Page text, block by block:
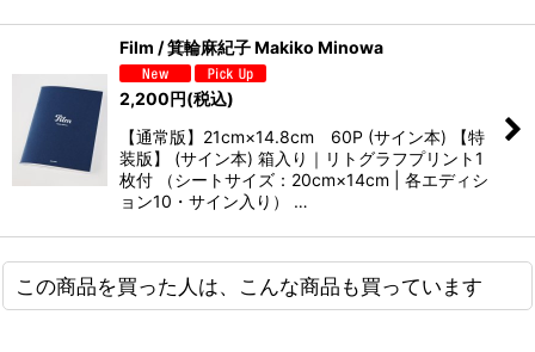
Film / 箕輪麻紀子 Makiko Minowa
2,200円(税込)
【通常版】21cm×14.8cm 60P (サイン本) 【特
装版】 (サイン本) 箱入り｜リトグラフプリント1
枚付 （シートサイズ：20cm×14cm | 各エディシ
ョン10・サイン入り） …
この商品を買った人は、こんな商品も買っています